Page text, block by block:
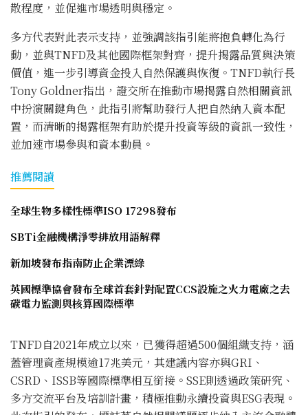
散程度，並促進市場透明與穩定。
多方代表對此表示支持，並強調該指引能將抱負轉化為行
動，並與TNFD及其他國際框架對齊，提升揭露品質與決策
價值，進一步引導資金投入自然保護與恢復。TNFD執行長
Tony Goldner指出，證交所在推動市場揭露自然相關資訊
中扮演關鍵角色，此指引將幫助發行人把自然納入資本配
置，而清晰的揭露框架有助於提升投資等級的資訊一致性，
並加速市場參與和資本動員。
推薦閱讀
全球生物多樣性標準ISO 17298發布
SBTi金融機構淨零排放用語解釋
新加坡發布指南防止企業漂綠
英國標準協會發布全球首套針對配置CCS設施之火力電廠之去
碳電力監測與核算國際標準
TNFD自2021年成立以來，已獲得超過500個組織支持，涵
蓋管理資產規模逾17兆美元，其建議內容亦與GRI、
CSRD、ISSB等國際標準相互銜接。SSE則透過政策研究、
多方交流平台及培訓計畫，積極推動永續投資與ESG表現。